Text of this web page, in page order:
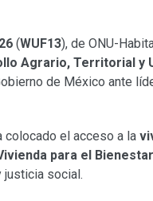
(WUF13), de ONU-
Agrario, Territorial y
de México ante
colocado el acceso a la
para el Bienestar
justicia social.